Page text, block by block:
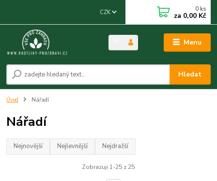
Menu
CZK
Hledat
0 ks
za 0,00 Kč
Úvod Nářadí
Nářadí
Nejnovější Nejlevnější Nejdražší
Zobrazuji 1-25 z 25